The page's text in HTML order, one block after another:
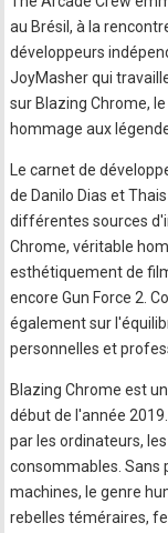
au Brésil, à la
développeurs
JoyMasher qui
sur Blazing Chrome,
hommage aux
Le carnet de
de Danilo Dias et
différentes sources
Chrome, véritable
esthétiquement de
encore Gun Force 2.
également sur
personnelles et
Blazing Chrome est
début de l'année
par les ordinateurs,
consommables. Sans
machines, le genre
rebelles téméraires,